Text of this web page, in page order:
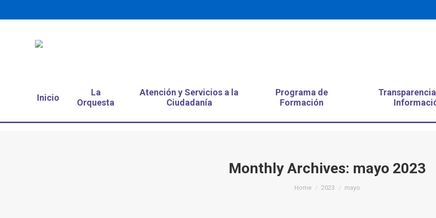
Inicio
La
Orquesta
Atención y Servicios a la
Ciudadanía
Programa de
Formación
Monthly Archives: mayo 2023
You are here:
Home 2023 mayo